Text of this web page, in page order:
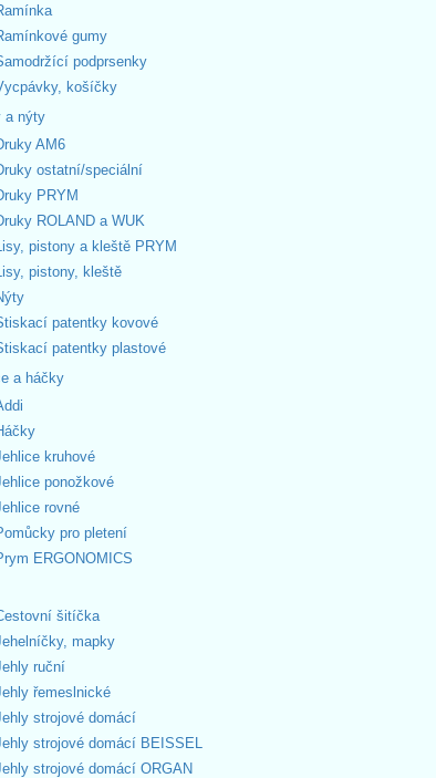
gumy
podprsenky
košíčky
a nýty
AM6
ostatní/speciální
PRYM
ROLAND a WUK
pistony a kleště PRYM
pistony, kleště
patentky kovové
patentky plastové
a háčky
kruhové
ponožkové
rovné
pro pletení
ERGONOMICS
šitíčka
mapky
ruční
řemeslnické
strojové domácí
strojové domácí BEISSEL
strojové domácí ORGAN